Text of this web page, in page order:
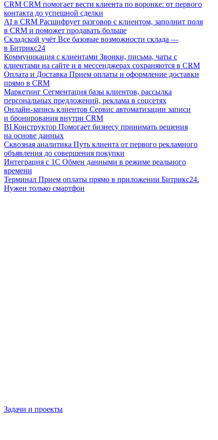
CRM CRM помогает вести клиента по воронке: от первого
контакта до успешной сделки
AI в CRM Расшифрует разговор с клиентом, заполнит поля
в CRM и поможет продавать больше
Складской учёт Все базовые возможности склада —
в Битрикс24
Коммуникация с клиентами Звонки, письма, чаты с
клиентами на сайте и в мессенджерах сохраняются в CRM
Оплата и Доставка Прием оплаты и оформление доставки
прямо в CRM
Маркетинг Сегментация базы клиентов, рассылка
персональных предложений, реклама в соцсетях
Онлайн-запись клиентов Сервис автоматизации записи
и бронирования внутри CRM
BI Конструктор Помогает бизнесу принимать решения
на основе данных
Сквозная аналитика Путь клиента от первого рекламного
объявления до совершения покупки
Интеграция с 1С Обмен данными в режиме реального
времени
Терминал Прием оплаты прямо в приложении Битрикс24.
Нужен только смартфон
Задачи и проекты